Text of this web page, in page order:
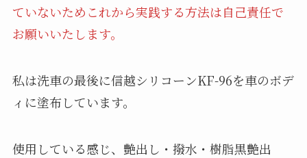
ていないためこれから実践する方法は自己責任で
お願いいたします。
私は洗車の最後に信越シリコーンKF-96を車のボデ
ィに塗布しています。
使用している感じ、艶出し・撥水・樹脂黒艶出